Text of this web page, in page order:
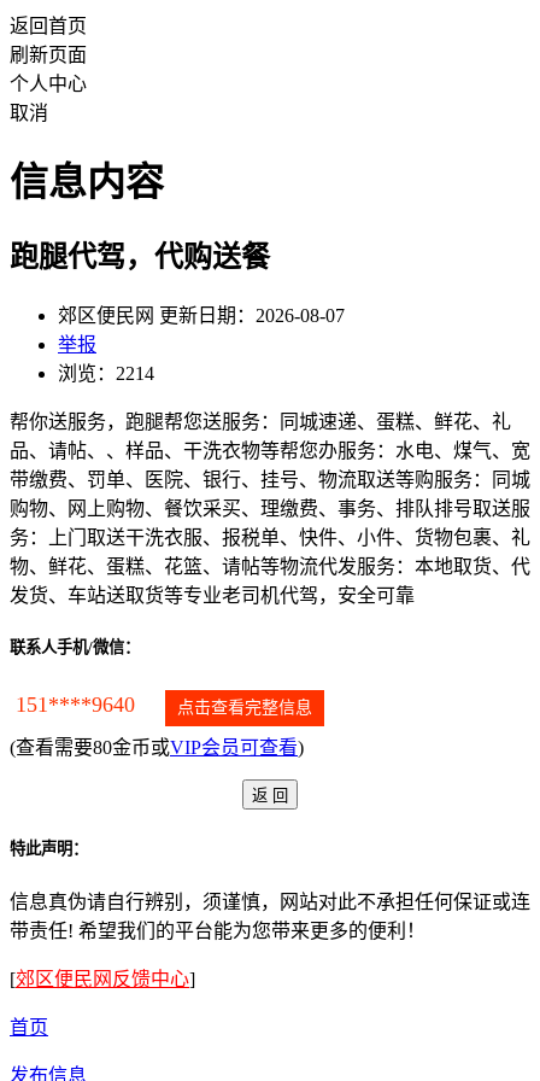
返回首页
刷新页面
个人中心
取消
信息内容
跑腿代驾，代购送餐
郊区便民网 更新日期：2026-08-07
举报
浏览：2214
帮你送服务，跑腿帮您送服务：同城速递、蛋糕、鲜花、礼
品、请帖、、样品、干洗衣物等帮您办服务：水电、煤气、宽
带缴费、罚单、医院、银行、挂号、物流取送等购服务：同城
购物、网上购物、餐饮采买、理缴费、事务、排队排号取送服
务：上门取送干洗衣服、报税单、快件、小件、货物包裹、礼
物、鲜花、蛋糕、花篮、请帖等物流代发服务：本地取货、代
发货、车站送取货等专业老司机代驾，安全可靠
联系人手机/微信：
151****9640 点击查看完整信息
(查看需要80金币或VIP会员可查看)
特此声明：
信息真伪请自行辨别，须谨慎，网站对此不承担任何保证或连
带责任! 希望我们的平台能为您带来更多的便利！
[郊区便民网反馈中心]
首页
发布信息